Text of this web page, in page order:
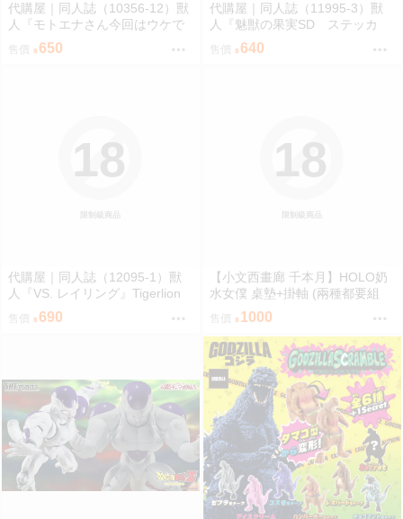
代購屋｜同人誌（10356-12）獸
人『モトエナさん今回はウケで
お願いします！！』まだら模様
まんだら亭
售價 650
代購屋｜同人誌（11995-3）獸
人『魅獣の果実SD ステッカ
ー』KEYAKI Hobby rig-pa2026
KEYAKI Hobby
售價 640
限制級商品
18
代購屋｜同人誌（12095-1）獸
人『VS. レイリング』Tigerlion
Moikana GRRRCOMICS-TG
售價 690
限制級商品
18
【小文西畫廊 千本月】HOLO奶
水女僕 桌墊+掛軸 (兩種都要組
合) 桌墊 滑鼠墊 70*40 掛軸 50*7
0 R18【FF47場前預購】{宅即
門}
售價 1000